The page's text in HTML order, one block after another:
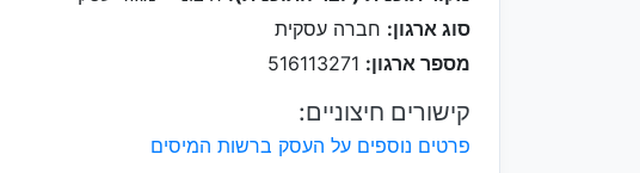
סוג ארגון: חברה עסקית
מספר ארגון:
קישורים חיצוניים:
פרטים נוספים על העסק ברשות המיסים